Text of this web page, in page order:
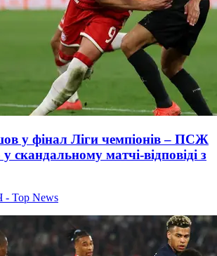
у фінал Ліги чемпіонів – ПСЖ
скандальному матчі-відповіді з
- Top News